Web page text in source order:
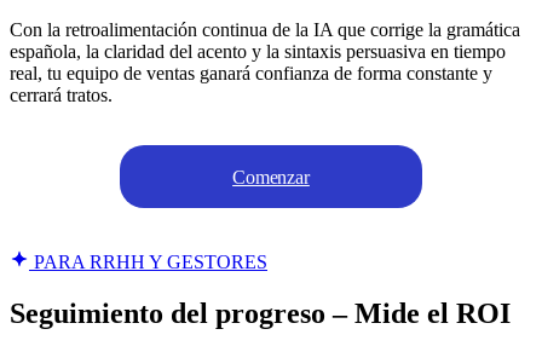
Con la retroalimentación continua de la IA que corrige la gramática
española, la claridad del acento y la sintaxis persuasiva en tiempo
real, tu equipo de ventas ganará confianza de forma constante y
cerrará tratos.
Comenzar
PARA RRHH Y GESTORES
Seguimiento del progreso – Mide el ROI